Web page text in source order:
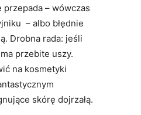
– wówczas
– albo błędnie
Drobna rada: jeśli
przebite uszy.
na kosmetyki
skórę dojrzałą.